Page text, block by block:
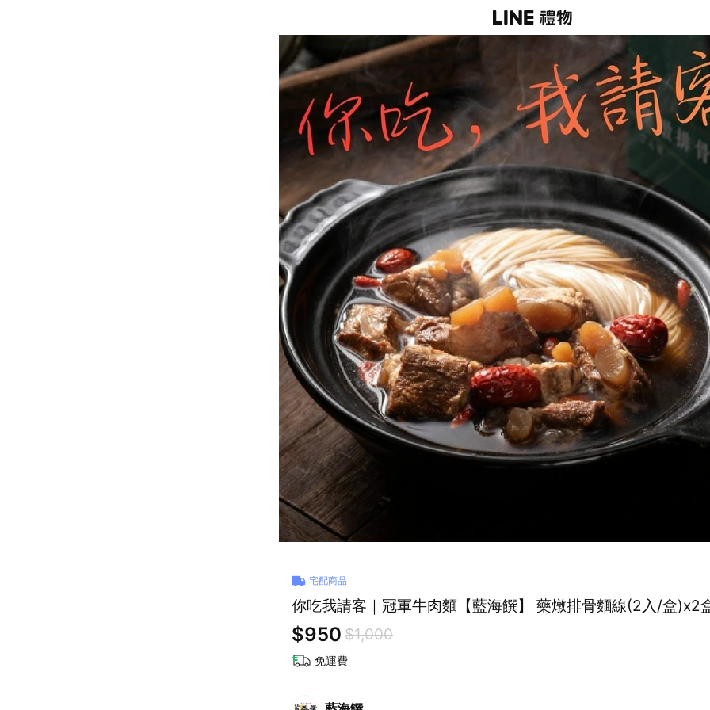
宅配商品
你吃我請客｜冠軍牛肉麵【藍海饌】 藥燉排骨麵線(2入/盒)x2
$950 $1,000
免運費